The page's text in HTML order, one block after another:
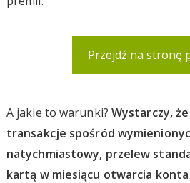
Przejdź na stronę
A jakie to warunki? Wystarczy,
transakcje spośród
natychmiastowy, przelew
kartą w miesiącu otwarcia